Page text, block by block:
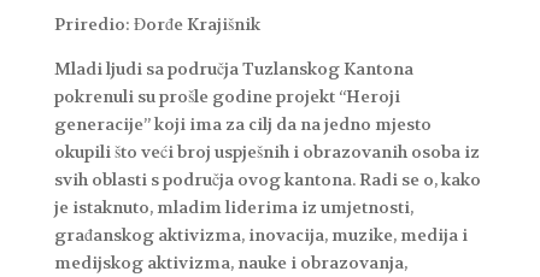
Priredio: Đorđe Krajišnik
Mladi ljudi sa područja Tuzlanskog Kantona
pokrenuli su prošle godine projekt “Heroji
generacije” koji ima za cilj da na jedno mjesto
okupili što veći broj uspješnih i obrazovanih osoba iz
svih oblasti s područja ovog kantona. Radi se o, kako
je istaknuto, mladim liderima iz umjetnosti,
građanskog aktivizma, inovacija, muzike, medija i
medijskog aktivizma, nauke i obrazovanja,